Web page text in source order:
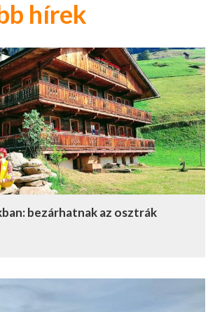
hírek
bezárhatnak az osztrák